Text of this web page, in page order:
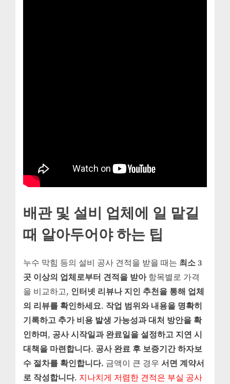
배관 및 설비 업체에 일 맡길
때 알아두어야 하는 팁
누수 막힘 등의 설비 공사 견적을 받을 때는 최소 3
곳 이상의 업체로부터 견적을 받아항목별로 가격
을 비교하고, 인터넷 리뷰나 지인 추천을 통해 업체
의 리뷰를 확인하세요. 작업 범위와 내용을 명확히
기록하고 추가 비용 발생 가능성과 대처 방안을 확
인하며 , 공사 시작일과 완료일을 설정하고 지연 시
대책을 마련합니다. 공사 완료 후 보증기간 하자보
수 절차를 확인합니다. 금액이 큰 경우 서면 계약서
로 작성합니다. 지나치게 저렴한 견적은 부실 공사